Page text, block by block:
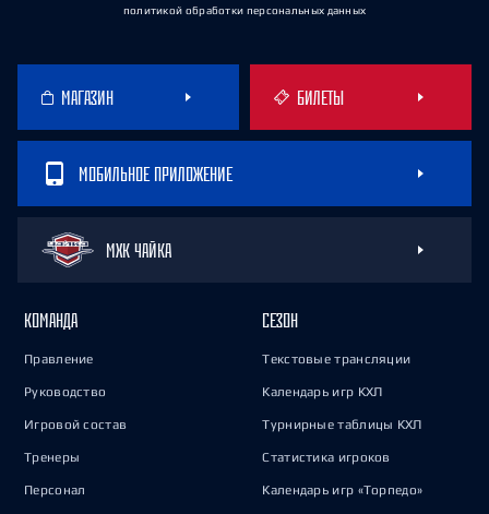
политикой обработки персональных данных
МАГАЗИН БИЛЕТЫ
МОБИЛЬНОЕ ПРИЛОЖЕНИЕ
МХК ЧАЙКА
КОМАНДА
Правление
Руководство
Игровой состав
Тренеры
Персонал
СЕЗОН
Текстовые трансляции
Календарь игр КХЛ
Турнирные таблицы КХЛ
Статистика игроков
Календарь игр «Торпедо»